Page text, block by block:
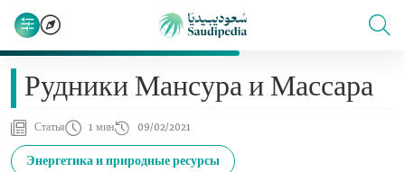
Рудники Мансура и Массара
Статья 1 мин 09/02/2021
Энергетика и природные ресурсы